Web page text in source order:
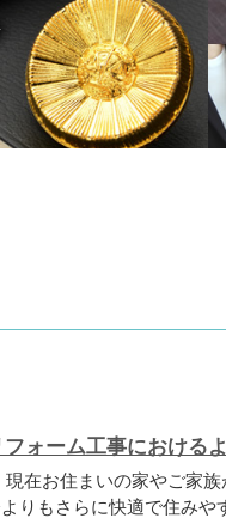
フォーム工事における
現在お住まいの家やご家
りもさらに快適で住みや